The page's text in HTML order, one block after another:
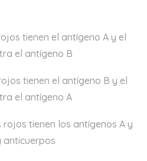
tienen el antígeno A y el
el antígeno B
tienen el antígeno B y el
el antígeno A
rojos tienen los antígenos A y
anticuerpos